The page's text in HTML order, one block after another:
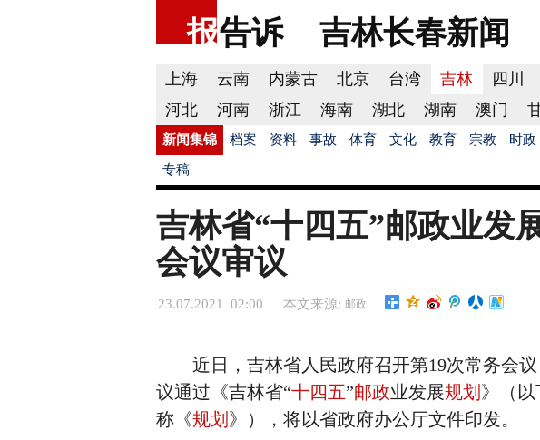
报告诉 吉林长春新闻
上海 云南 内蒙古 北京 台湾 吉林 四川
河北
河南 浙江 海南 湖北 湖南 澳门
新闻集锦 档案 资料 事故 体育 文化 教育 宗教 时政
专稿
吉林省“十四五”邮政业发
会议审议
23.07.2021 02:00 本文来源: 邮政
近日，吉林省人民政府召开第19次常务会议
议通过《吉林省“十四五”邮政业发展规划 》（以
称《规划 》），将以省政府办公厅文件印发。